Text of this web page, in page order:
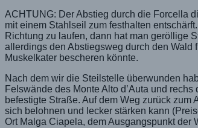
ACHTUNG: Der Abstieg durch die Forcella
mit einem Stahlseil zum festhalten
Richtung zu laufen, dann hat man geröllige
allerdings den Abstiegsweg durch den
Muskelkater bescheren könnte.
Nach dem wir die Steilstelle überwunden
Felswände des Monte Alto d’Auta und
befestigte Straße. Auf dem Weg zurück
sich belohnen und lecker stärken kann
Ort Malga Ciapela, dem Ausgangspunkt der